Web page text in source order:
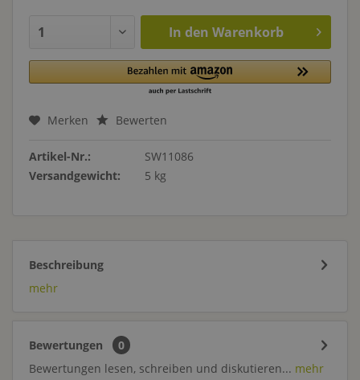
In den Warenkorb
Merken Bewerten
Artikel-Nr.:
SW11086
Versandgewicht:
5 kg
Beschreibung
mehr
Bewertungen
0
Bewertungen lesen, schreiben und diskutieren... mehr